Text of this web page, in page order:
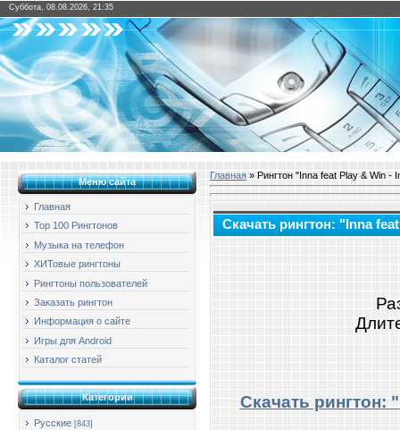
Суббота, 08.08.2026, 21:35
Меню сайта
Главная
Top 100 Рингтонов
Музыка на телефон
ХИТовые рингтоны
Рингтоны пользователей
Заказать рингтон
Информация о сайте
Игры для Android
Каталог статей
Категории
Русские [843]
Главная » Рингтон "Inna feat Play & Win -
Скачать рингтон: "Inna
Скачать рингтон: